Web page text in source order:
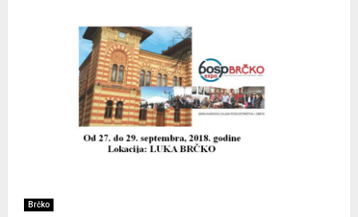
Brčko